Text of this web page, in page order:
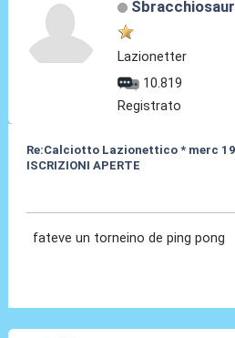
Lazionetter
10.819
Registrato
Re:Calciotto Lazionettico * merc
ISCRIZIONI APERTE
fateve un torneino de ping pong